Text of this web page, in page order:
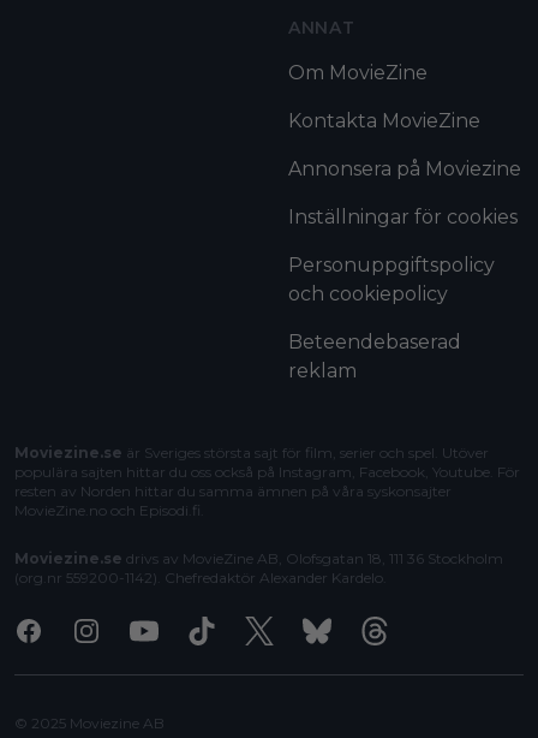
ANNAT
Om MovieZine
Kontakta MovieZine
Annonsera på Moviezine
Inställningar för cookies
Personuppgiftspolicy
och cookiepolicy
Beteendebaserad
reklam
Moviezine.se är Sveriges största sajt för film, serier och spel. Utöver
populära sajten hittar du oss också på Instagram, Facebook, Youtube. För
resten av Norden hittar du samma ämnen på våra syskonsajter
MovieZine.no och Episodi.fi
Moviezine.se drivs av MovieZine AB, Olofsgatan 18, 111 36 Stockholm
(org.nr 559200-1142). Chefredaktör Alexander Kardelo
FacebookInstagramYoutubeTiktok X BlueskyThreads
© 2025 Moviezine AB